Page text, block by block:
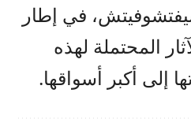
في إطار
المحتملة لهذه
إلى أكبر أسواقها.